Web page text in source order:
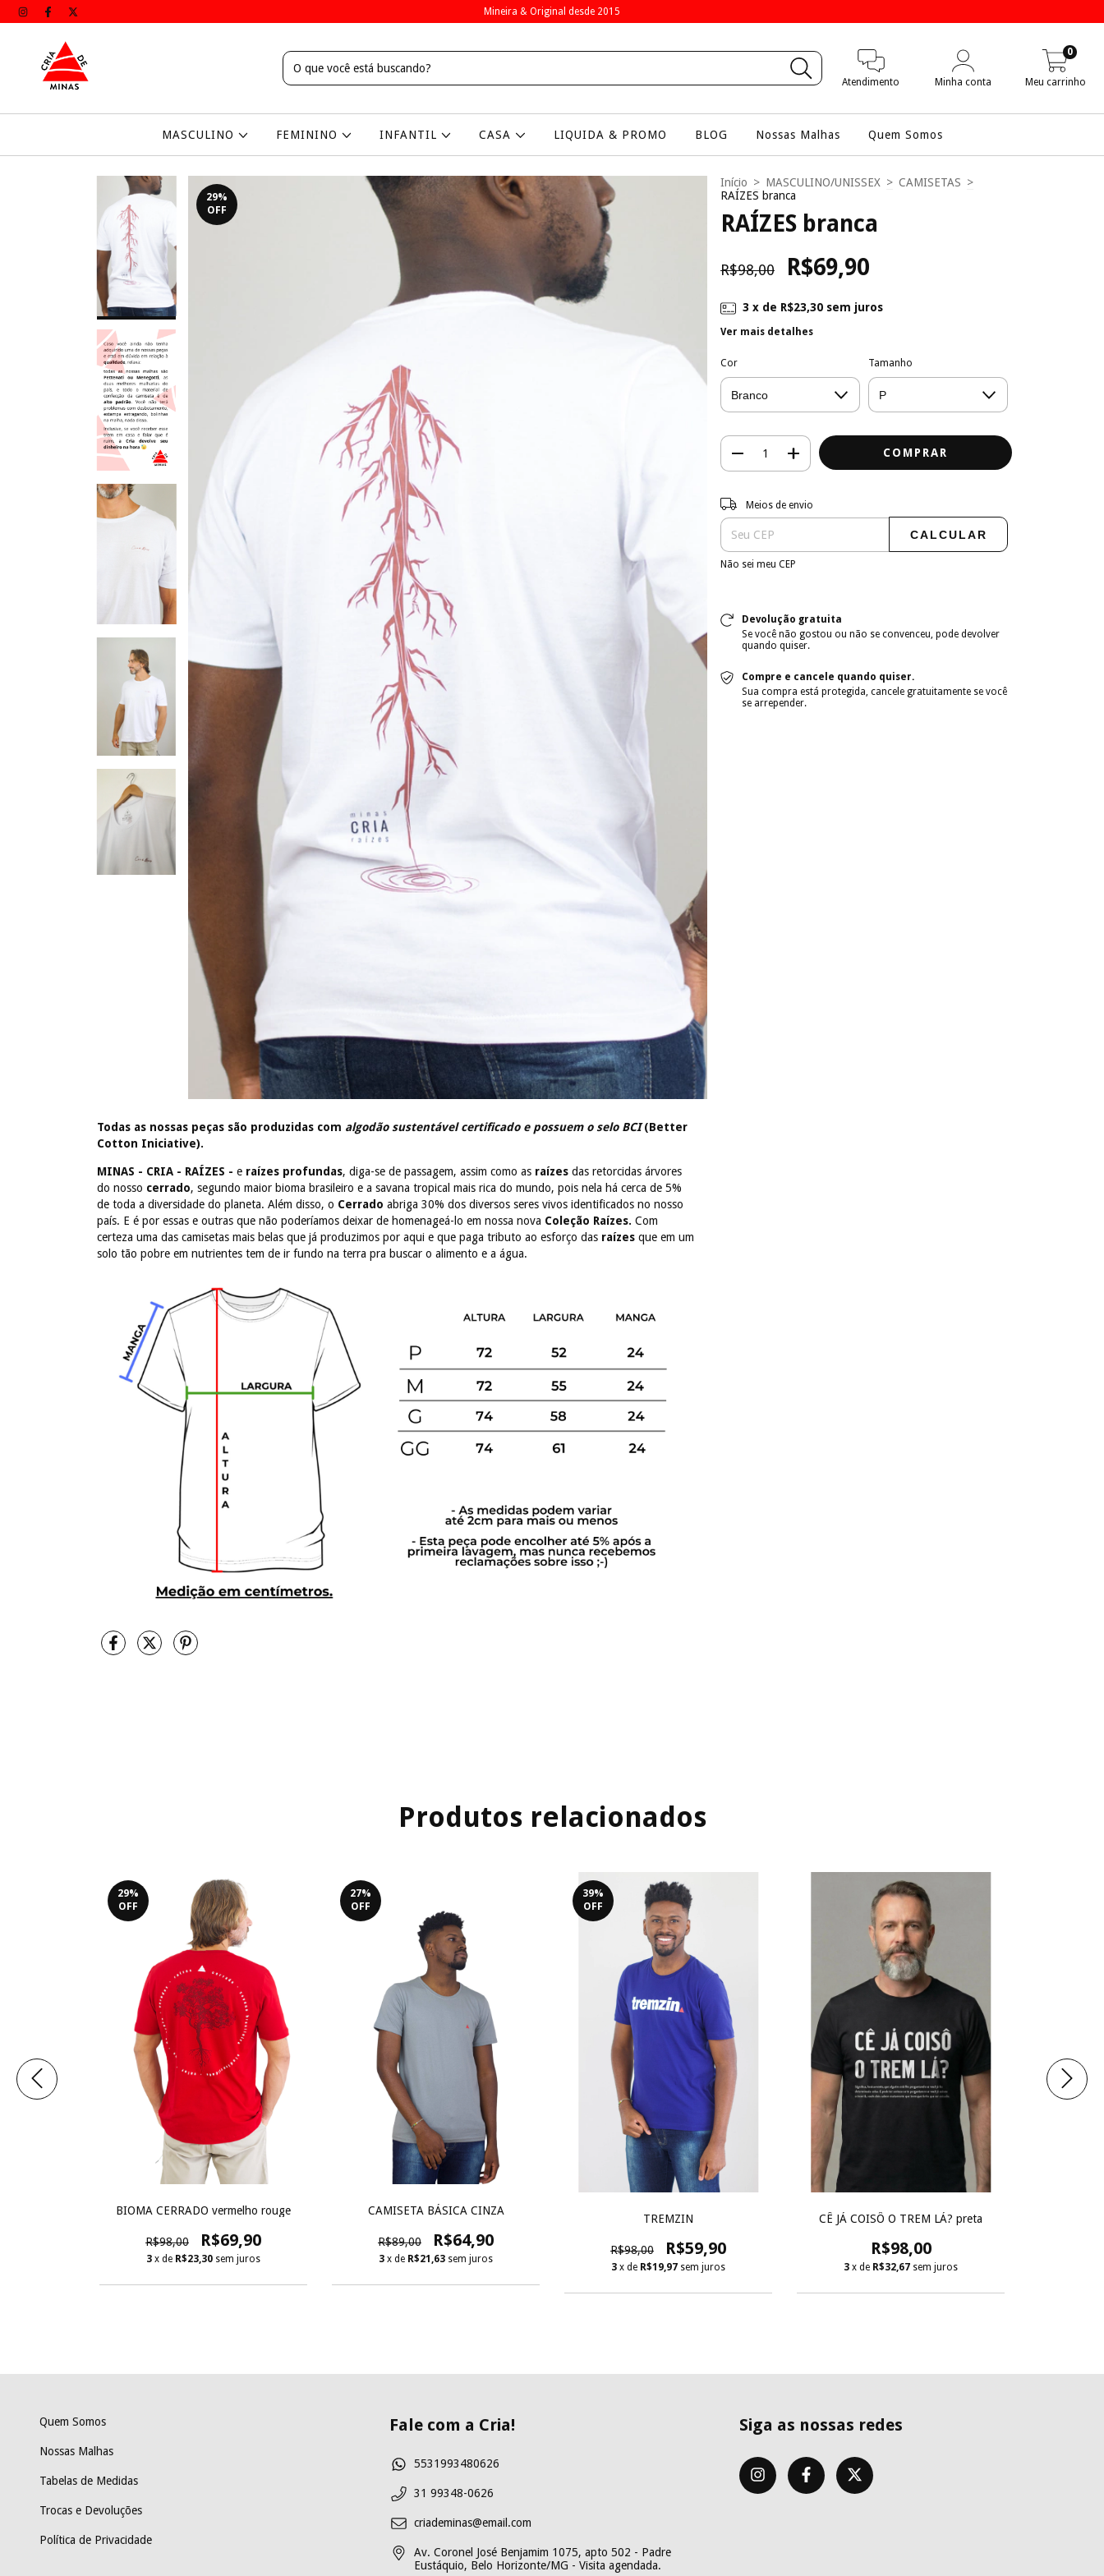
Mineira & Original desde 2015
Atendimento Minha conta Meu carrinho
0
MASCULINO FEMININO INFANTIL CASA LIQUIDA & PROMO BLOG Nossas Malhas Quem Somos
29%
OFF
Todas as nossas peças são produzidas com algodão sustentável certificado e possuem o selo BCI(Better
Cotton Iniciative).
MINAS - CRIA - RAÍZES - e raízes profundas, diga-se de passagem, assim como as raízes das retorcidas árvores
do nosso cerrado, segundo maior bioma brasileiro e a savana tropical mais rica do mundo, pois nela há cerca de 5%
de toda a diversidade do planeta. Além disso, o Cerrado abriga 30% dos diversos seres vivos identificados no nosso
país. E é por essas e outras que não poderíamos deixar de homenageá-lo em nossa nova Coleção Raízes. Com
certeza uma das camisetas mais belas que já produzimos por aqui e que paga tributo ao esforço das raízes que em um
solo tão pobre em nutrientes tem de ir fundo na terra pra buscar o alimento e a água.
Início > MASCULINO/UNISSEX > CAMISETAS >
RAÍZES branca
RAÍZES branca
R$98,00 R$69,90
3 x de R$23,30 sem juros
Ver mais detalhes
Cor Tamanho
Entregas para o CEP:
Meios de envio
CALCULAR
Não sei meu CEP
Devolução gratuita
Se você não gostou ou não se convenceu, pode devolver
quando quiser.
Compre e cancele quando quiser.
Sua compra está protegida, cancele gratuitamente se você
se arrepender.
Produtos relacionados
29%
OFF
BIOMA CERRADO vermelho rouge
R$98,00 R$69,90
3 x de R$23,30 sem juros
27%
OFF
CAMISETA BÁSICA CINZA
R$89,00 R$64,90
3 x de R$21,63 sem juros
39%
OFF
TREMZIN
R$98,00 R$59,90
3 x de R$19,97 sem juros
CÊ JÁ COISÔ O TREM LÁ? preta
R$98,00
3 x de R$32,67 sem juros
Quem Somos
Nossas Malhas
Tabelas de Medidas
Trocas e Devoluções
Política de Privacidade
Fale com a Cria!
5531993480626
31 99348-0626
criademinas@email.com
Av. Coronel José Benjamim 1075, apto 502 - Padre
Eustáquio, Belo Horizonte/MG - Visita agendada.
Siga as nossas redes